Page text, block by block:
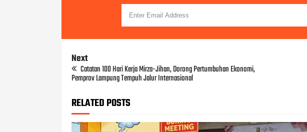
Next
Catatan 100 Hari Kerja Mirza-Jihan, Dorong Pertumbuhan Ekonomi,
Pemprov Lampung Tempuh Jalur Internasional
RELATED POSTS